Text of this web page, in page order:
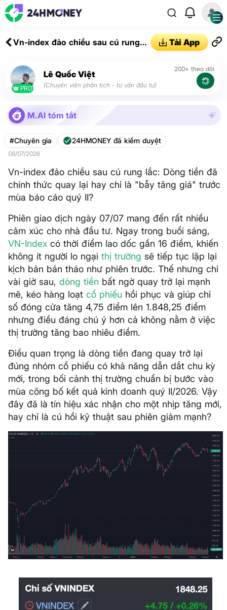
Vn-index đảo chiều sau cú rung
lại hay chỉ là "bẫy tăng giá" trước
mùa báo cáo quý II?
Tải App
PRO
Lê Quốc Việt
(Chuyên viên phân tích - tư vấn đầu tư)
200+ theo dõi
M.AI tóm tắt
#Chuyên gia 24HMONEY đã kiểm duyệt
08/07/2026
Vn-index đảo chiều sau cú rung lắc: Dòng tiền đã
chính thức quay lại hay chỉ là "bẫy tăng giá" trước
mùa báo cáo quý II?
Phiên giao dịch ngày 07/07 mang đến rất nhiều
cảm xúc cho nhà đầu tư. Ngay trong buổi sáng,
VN-Index có thời điểm lao dốc gần 16 điểm, khiến
không ít người lo ngại thị trường sẽ tiếp tục lặp lại
kịch bản bán tháo như phiên trước. Thế nhưng chỉ
vài giờ sau, dòng tiền bất ngờ quay trở lại mạnh
mẽ, kéo hàng loạt cổ phiếu hồi phục và giúp chỉ
số đóng cửa tăng 4,75 điểm lên 1.848,25 điểm
nhưng điều đáng chú ý hơn cả không nằm ở việc
thị trường tăng bao nhiêu điểm.
Điều quan trọng là dòng tiền đang quay trở lại
đúng nhóm cổ phiếu có khả năng dẫn dắt chu kỳ
mới, trong bối cảnh thị trường chuẩn bị bước vào
mùa công bố kết quả kinh doanh quý II/2026. Vậy
đây đã là tín hiệu xác nhận cho một nhịp tăng mới,
hay chỉ là cú hồi kỹ thuật sau phiên giảm mạnh?